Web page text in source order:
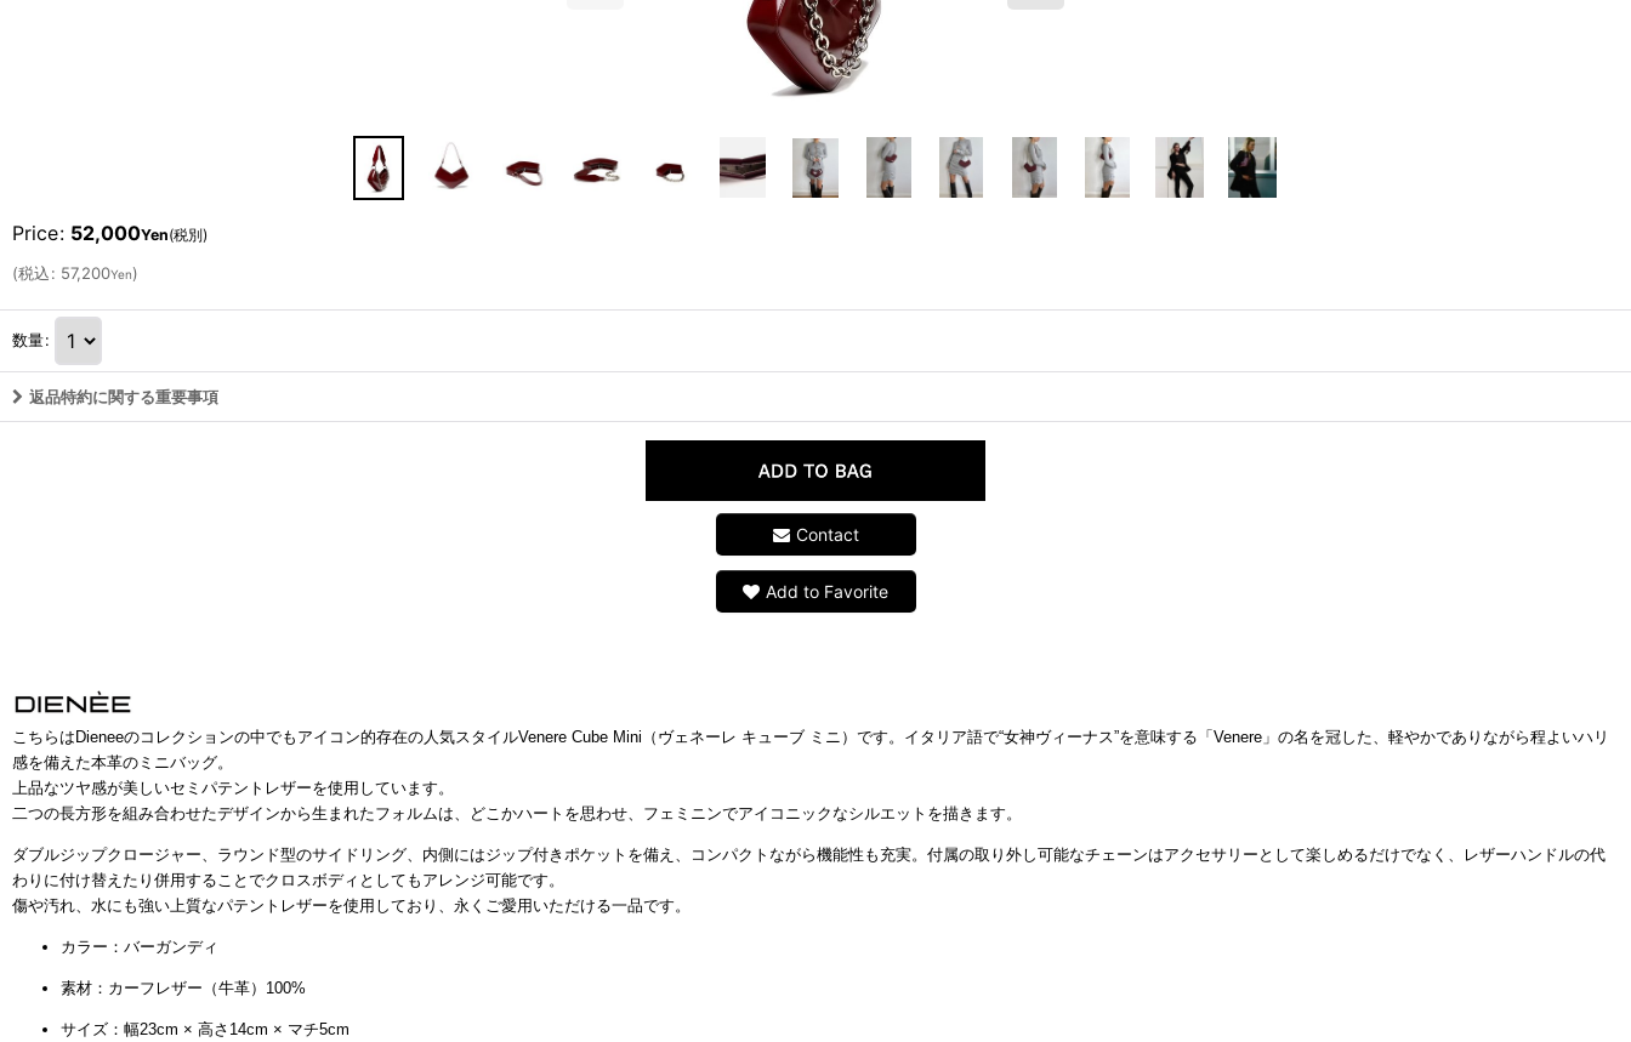
Price: 52,000Yen(税別)
(税込: 57,200Yen)
数量:
返品特約に関する重要事項
Contact
Add to Favorite
こちらはDieneeのコレクションの中でもアイコン的存在の人気スタイルVenere Cube Mini（ヴェネーレ キューブ ミニ）です。イタリア語で“女神ヴィーナス”を意味する「Venere」の名を冠した、軽やかでありながら程よいハリ
感を備えた本革のミニバッグ。
上品なツヤ感が美しいセミパテントレザーを使用しています。
二つの長方形を組み合わせたデザインから生まれたフォルムは、どこかハートを思わせ、フェミニンでアイコニックなシルエットを描きます。
ダブルジップクロージャー、ラウンド型のサイドリング、内側にはジップ付きポケットを備え、コンパクトながら機能性も充実。付属の取り外し可能なチェーンはアクセサリーとして楽しめるだけでなく、レザーハンドルの代
わりに付け替えたり併用することでクロスボディとしてもアレンジ可能です。
傷や汚れ、水にも強い上質なパテントレザーを使用しており、永くご愛用いただける一品です。
カラー：バーガンディ
素材：カーフレザー（牛革）100%
サイズ：幅23cm × 高さ14cm × マチ5cm